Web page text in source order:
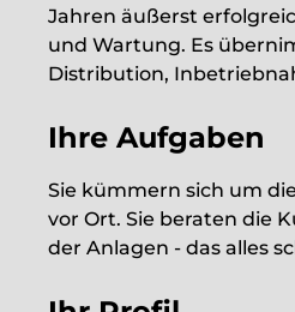
Jahren äußerst
und Wartung. Es
Distribution,
Ihre Aufgaben
Sie kümmern sich um
vor Ort. Sie beraten die
der Anlagen - das alles